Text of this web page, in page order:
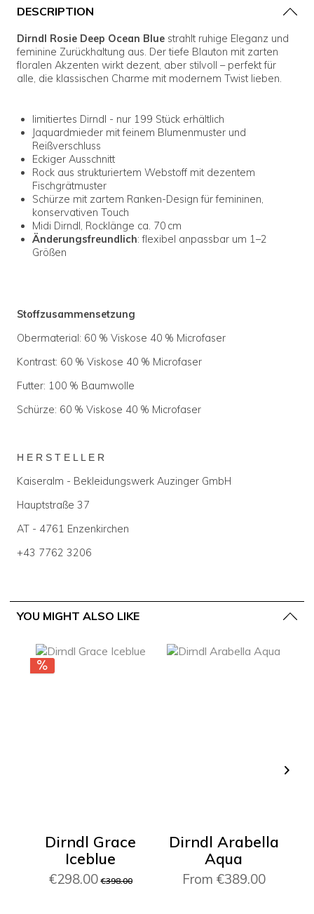
DESCRIPTION
Dirndl Rosie Deep Ocean Blue strahlt ruhige Eleganz und
feminine Zurückhaltung aus. Der tiefe Blauton mit zarten
floralen Akzenten wirkt dezent, aber stilvoll – perfekt für
alle, die klassischen Charme mit modernem Twist lieben.
limitiertes Dirndl - nur 199 Stück erhältlich
Jaquardmieder mit feinem Blumenmuster und
Reißverschluss
Eckiger Ausschnitt
Rock aus strukturiertem Webstoff mit dezentem
Fischgrätmuster
Schürze mit zartem Ranken-Design für femininen,
konservativen Touch
Midi Dirndl, Rocklänge ca. 70 cm
Änderungsfreundlich: flexibel anpassbar um 1–2
Größen
Stoffzusammensetzung
Obermaterial: 60 % Viskose 40 % Microfaser
Kontrast: 60 % Viskose 40 % Microfaser
Futter: 100 % Baumwolle
Schürze: 60 % Viskose 40 % Microfaser
H E R S T E L L E R
Kaiseralm - Bekleidungswerk Auzinger GmbH
Hauptstraße 37
AT - 4761 Enzenkirchen
+43 7762 3206
YOU MIGHT ALSO LIKE
Dirndl Grace
Iceblue
€298.00 €398.00
Dirndl Arabella
Aqua
From €389.00